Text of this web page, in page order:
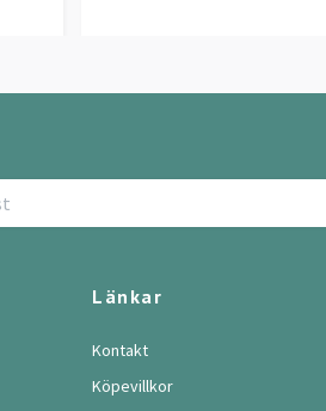
Länkar
Kontakt
Köpevillkor